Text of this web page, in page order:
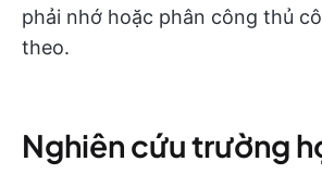
phải nhớ hoặc phân công thủ
theo.
Nghiên cứu trường